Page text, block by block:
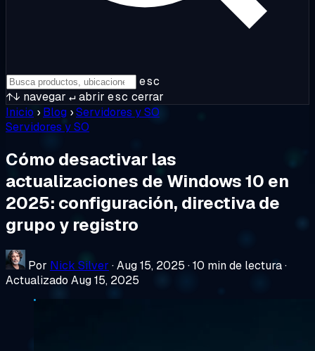
esc
↑↓ navegar ↵abrir esc cerrar
Inicio › Blog ›Servidores y SO
Servidores y SO
Cómo desactivar las
actualizaciones de Windows 10 en
2025: configuración, directiva de
grupo y registro
Por Nick Silver ·Aug 15, 2025 ·10 min de lectura·
Actualizado Aug 15, 2025